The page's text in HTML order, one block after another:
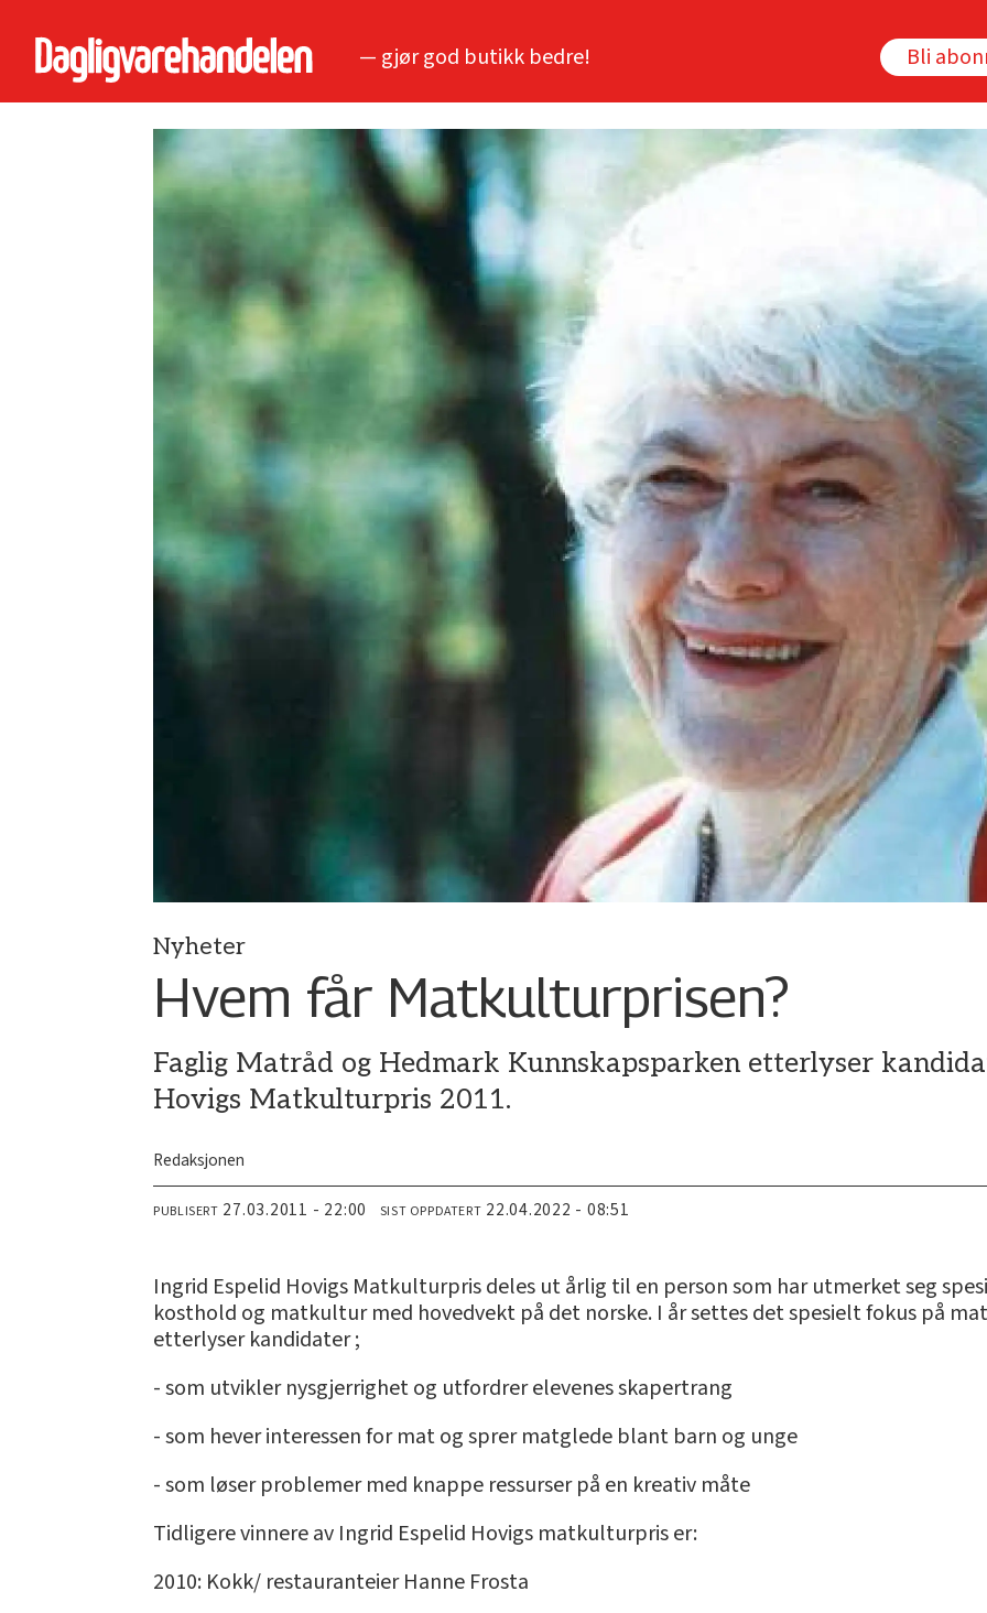
— gjør god butikk bedre! Bli
Nyheter
Hvem får Matkulturprisen?
Faglig Matråd og Hedmark Kunnskapsparken etterlyser
Hovigs Matkulturpris 2011.
Redaksjonen
PUBLISERT 27.03.2011 - 22:00 SIST OPPDATERT 22.04.2022 - 08:51
Ingrid Espelid Hovigs Matkulturpris deles ut årlig til en person som har utmerket seg
kosthold og matkultur med hovedvekt på det norske. I år settes det spesielt fokus på
etterlyser kandidater ;
- som utvikler nysgjerrighet og utfordrer elevenes skapertrang
- som hever interessen for mat og sprer matglede blant barn og unge
- som løser problemer med knappe ressurser på en kreativ måte
Tidligere vinnere av Ingrid Espelid Hovigs matkulturpris er:
2010: Kokk/ restauranteier Hanne Frosta